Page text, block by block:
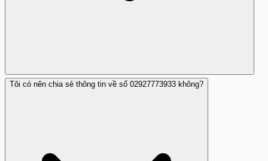
Tránh cung cấp thông tin cá nhân và báo cáo số cuộc
Tôi có nên chia sẻ thông tin về số 02927773933 không?